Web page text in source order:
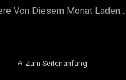
Von Diesem Monat Laden…
Zum Seitenanfang